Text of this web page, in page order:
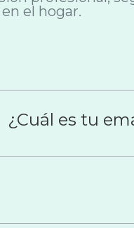
el hogar.
¿Cuál es tu